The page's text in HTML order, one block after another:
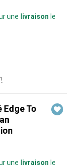
une livraison le
Edge To
une livraison le